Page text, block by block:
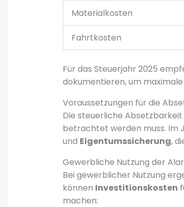
Materialkosten
Fahrtkosten
Für das Steuerjahr 2025
dokumentieren, um
Voraussetzungen für die
Die steuerliche
betrachtet werden muss. Im
und Eigentumssicherung,
Gewerbliche Nutzung der
Bei gewerblicher Nutzung
können Investitionskosten
machen: